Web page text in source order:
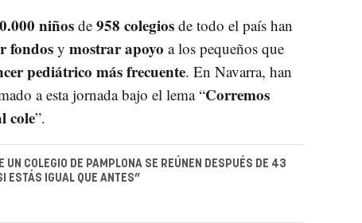
niñosde 958 colegiosde todo el país han
fondosy mostrar apoyo a los pequeños que
pediátrico más frecuente. En Navarra, han
a esta jornada bajo el lema “Corremos
cole”.
UN COLEGIO DE PAMPLONA SE REÚNEN DESPUÉS DE 43
ESTÁS IGUAL QUE ANTES”